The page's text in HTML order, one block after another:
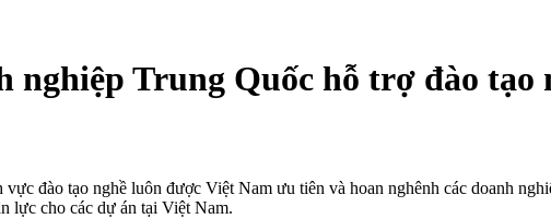
nghiệp Trung Quốc hỗ trợ đào tạo
đào tạo nghề luôn được Việt Nam ưu tiên và hoan nghênh các doanh
lực cho các dự án tại Việt Nam.